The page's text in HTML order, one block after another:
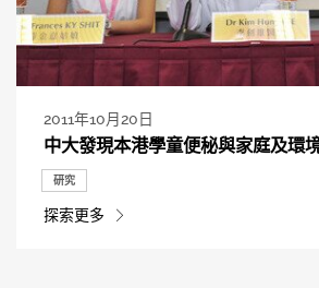
2011年10月20日
中大發現本港學童便秘與家庭及環
研究
探索更多